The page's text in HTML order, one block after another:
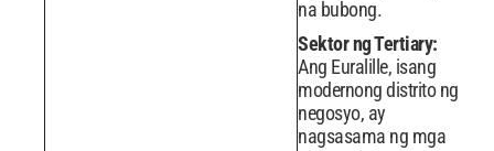
na bubong.
Sektor ng Tertiary:
Ang Euralille, isang
modernong distrito ng
negosyo, ay
nagsasama ng mga